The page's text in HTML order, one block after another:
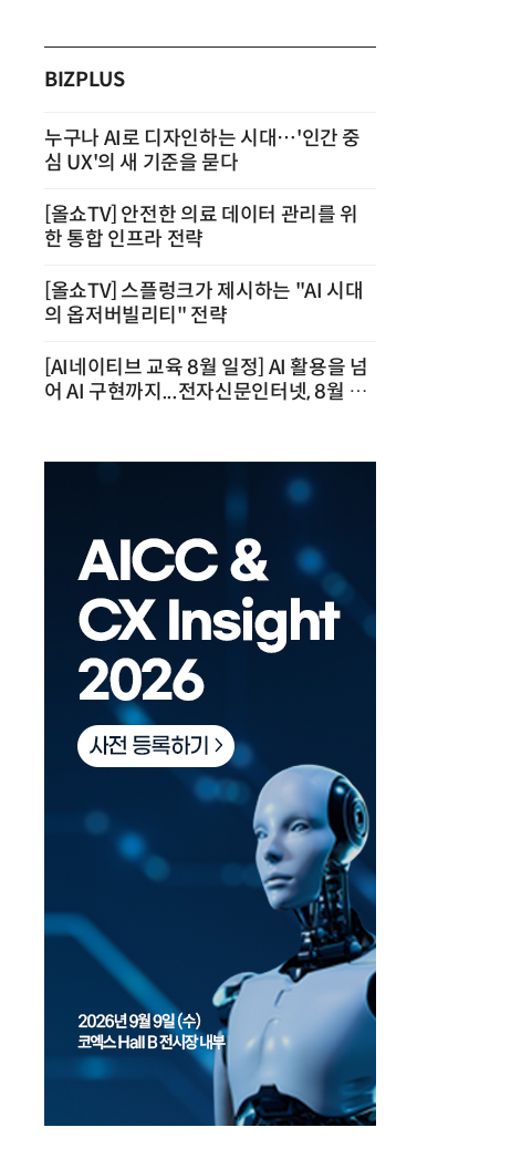
BIZPLUS
누구나 AI로 디자인하는 시대…'인간 중
심 UX'의 새 기준을 묻다
[올쇼TV] 안전한 의료 데이터 관리를 위
한 통합 인프라 전략
[올쇼TV] 스플렁크가 제시하는 "AI 시대
의 옵저버빌리티" 전략
[AI네이티브 교육 8월 일정] AI 활용을 넘
어 AI 구현까지...전자신문인터넷, 8월 실